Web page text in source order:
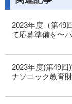
2023年度（第49
て応募準備を〜
2023年度(第49
ナソニック教育